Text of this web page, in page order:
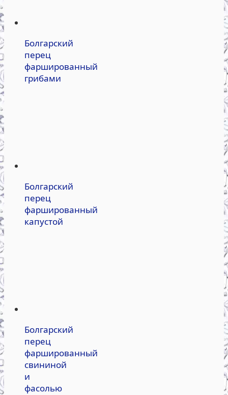
Болгарский
перец
фаршированный
грибами
Болгарский
перец
фаршированный
капустой
Болгарский
перец
фаршированный
свининой
и
фасолью